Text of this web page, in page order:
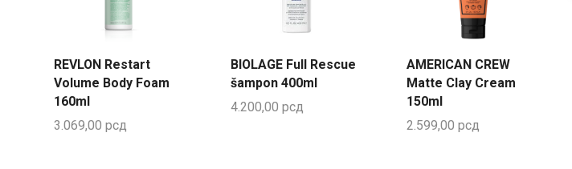
REVLON Restart
Volume Body Foam
160ml
3.069,00рсд
BIOLAGE Full Rescue
šampon 400ml
4.200,00 рсд
AMERICAN CREW
Matte Clay Cream
150ml
2.599,00 рсд